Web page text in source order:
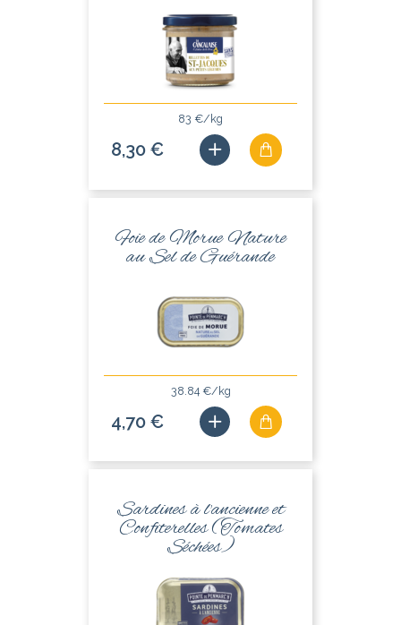
83 €/kg
8,30 €
Foie de Morue Nature
au Sel de Guérande
38.84 €/kg
4,70 €
Sardines à l'ancienne et
Confiterelles (Tomates
Séchées)